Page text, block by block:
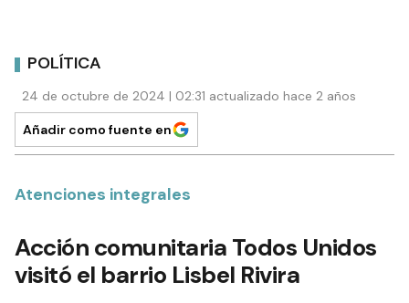
POLÍTICA
24 de octubre de 2024 | 02:31 actualizado hace 2 años
Añadir como fuente en
Atenciones integrales
Acción comunitaria Todos Unidos
visitó el barrio Lisbel Rivira